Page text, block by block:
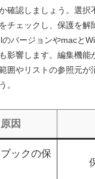
確認しましょう。選択
チェックし、保護を解
バージョンやmacと
影響します。編集機能
囲やリストの参照元が
。
因
ックの保